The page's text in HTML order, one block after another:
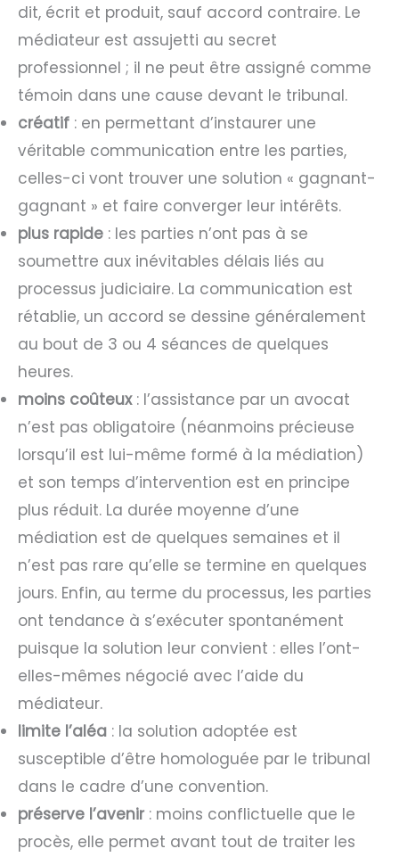
dit, écrit et produit, sauf accord contraire. Le
médiateur est assujetti au secret
professionnel ; il ne peut être assigné comme
témoin dans une cause devant le tribunal.
créatif : en permettant d’instaurer une
véritable communication entre les parties,
celles-ci vont trouver une solution « gagnant-
gagnant » et faire converger leur intérêts.
plus rapide : les parties n’ont pas à se
soumettre aux inévitables délais liés au
processus judiciaire. La communication est
rétablie, un accord se dessine généralement
au bout de 3 ou 4 séances de quelques
heures.
moins coûteux: l’assistance par un avocat
n’est pas obligatoire (néanmoins précieuse
lorsqu’il est lui-même formé à la médiation)
et son temps d’intervention est en principe
plus réduit. La durée moyenne d’une
médiation est de quelques semaines et il
n’est pas rare qu’elle se termine en quelques
jours. Enfin, au terme du processus, les parties
ont tendance à s’exécuter spontanément
puisque la solution leur convient : elles l’ont-
elles-mêmes négocié avec l’aide du
médiateur.
limite l’aléa : la solution adoptée est
susceptible d’être homologuée par le tribunal
dans le cadre d’une convention.
préserve l’avenir: moins conflictuelle que le
procès, elle permet avant tout de traiter les